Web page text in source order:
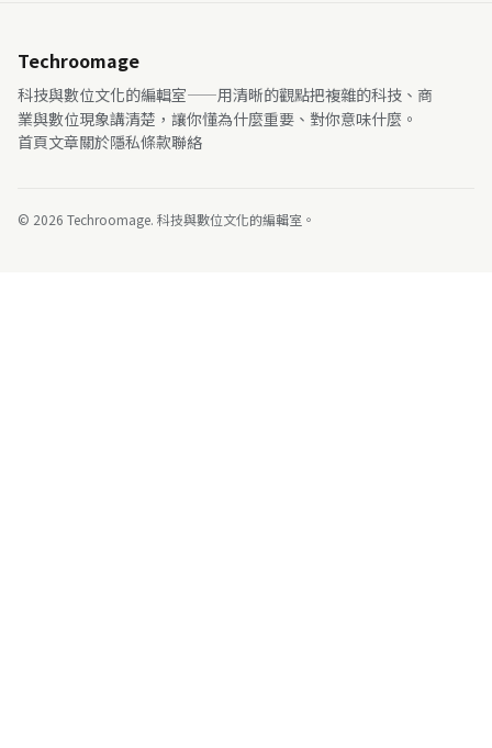
Techroomage
科技與數位文化的編輯室——用清晰的觀點把複雜的科技、商
業與數位現象講清楚，讓你懂為什麼重要、對你意味什麼。
首頁文章關於隱私條款聯絡
© 2026 Techroomage. 科技與數位文化的編輯室。